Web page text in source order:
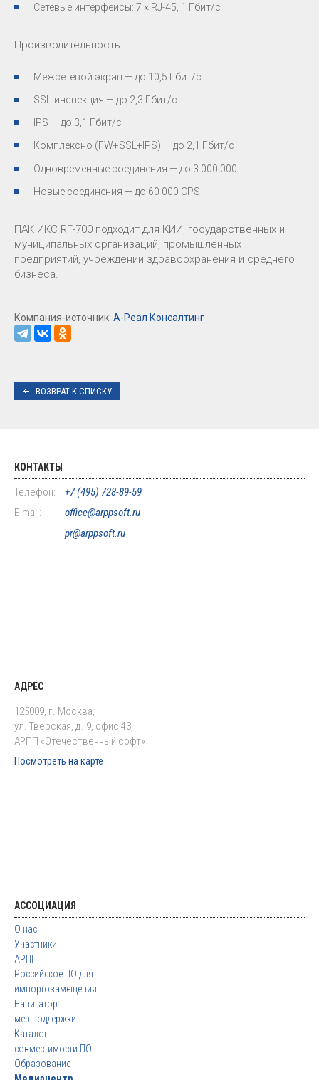
Сетевые интерфейсы: 7 × RJ-45, 1 Гбит/с
Производительность:
Межсетевой экран — до 10,5 Гбит/с
SSL-инспекция — до 2,3 Гбит/с
IPS — до 3,1 Гбит/с
Комплексно (FW+SSL+IPS) — до 2,1 Гбит/с
Одновременные соединения — до 3 000 000
Новые соединения — до 60 000 CPS
ПАК ИКС RF-700 подходит для КИИ, государственных и
муниципальных организаций, промышленных
предприятий, учреждений здравоохранения и среднего
бизнеса.
Компания-источник: А-Реал Консалтинг
ВОЗВРАТ К СПИСКУ
КОНТАКТЫ
Телефон:
+7 (495) 728-89-59
E-mail:
office@arppsoft.ru
pr@arppsoft.ru
АДРЕС
125009, г. Москва,
ул. Тверская, д. 9, офис 43,
АРПП «Отечественный софт»
Посмотреть на карте
АССОЦИАЦИЯ
О нас
Участники
АРПП
Российское ПО для
импортозамещения
Навигатор
мер поддержки
Каталог
совместимости ПО
Образование